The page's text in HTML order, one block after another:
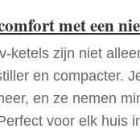
met een
ketels zijn niet
en compacter.
en ze nemen
voor elk huis